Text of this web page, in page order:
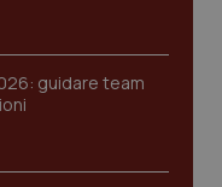
guidare team